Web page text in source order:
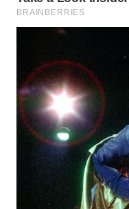
WN
SUBANG
WN
SUKABUMI
WN
PURWAKARTA